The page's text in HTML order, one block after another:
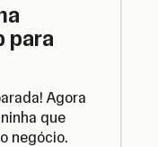
para
Agora
que
negócio.